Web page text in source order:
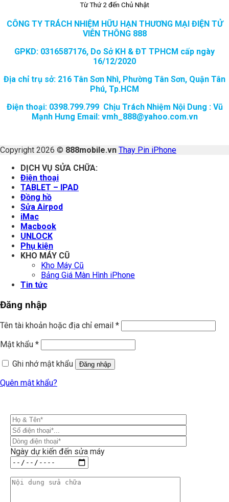
Từ Thứ 2 đến Chủ Nhật
CÔNG TY TRÁCH NHIỆM HỮU HẠN THƯƠNG MẠI ĐIỆN TỬ
VIỄN THÔNG 888
GPKD: 0316587176, Do Sở KH & ĐT TPHCM cấp ngày
16/12/2020
Địa chỉ trụ sở: 216 Tân Sơn Nhì, Phường Tân Sơn, Quận Tân
Phú, Tp.HCM
Điện thoại: 0398.799.799 Chịu Trách Nhiệm Nội Dung : Vũ
Mạnh Hưng Email: vmh_888@yahoo.com.vn
Copyright 2026 © 888mobile.vn Thay Pin iPhone
DỊCH VỤ SỬA CHỮA:
Điện thoại
TABLET – IPAD
Đồng hồ
Sửa Airpod
iMac
Macbook
UNLOCK
Phụ kiện
KHO MÁY CŨ
Kho Máy Cũ
Bảng Giá Màn Hình iPhone
Tin tức
Đăng nhập
Tên tài khoản hoặc địa chỉ email *
Mật khẩu *
Ghi nhớ mật khẩu
Đăng nhập
Quên mật khẩu?
Ngày dự kiến đến sửa máy